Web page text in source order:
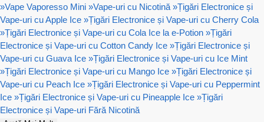
»Vape Vaporesso Mini »Vape-uri cu Nicotină »Țigări Electronice și
Vape-uri cu Apple Ice »Țigări Electronice și Vape-uri cu Cherry Cola
»Țigări Electronice și Vape-uri cu Cola Ice la e-Potion »Țigări
Electronice și Vape-uri cu Cotton Candy Ice »Țigări Electronice și
Vape-uri cu Guava Ice »Țigări Electronice și Vape-uri cu Ice Mint
»Țigări Electronice și Vape-uri cu Mango Ice »Țigări Electronice și
Vape-uri cu Peach Ice »Țigări Electronice și Vape-uri cu Peppermint
Ice »Țigări Electronice și Vape-uri cu Pineapple Ice »Țigări
Electronice și Vape-uri Fără Nicotină